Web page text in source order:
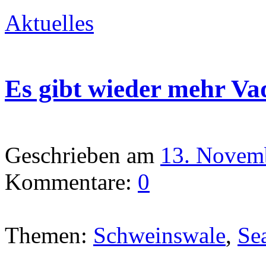
Aktuelles
Es gibt wieder mehr
Geschrieben am 13.
Kommentare: 0
Themen: Schweinswale,